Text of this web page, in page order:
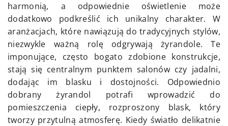
harmonią, a odpowiednie oświetlenie może
dodatkowo podkreślić ich unikalny charakter. W
aranżacjach, które nawiązują do tradycyjnych stylów,
niezwykle ważną rolę odgrywają żyrandole. Te
imponujące, często bogato zdobione konstrukcje,
stają się centralnym punktem salonów czy jadalni,
dodając im blasku i dostojności. Odpowiednio
dobrany żyrandol potrafi wprowadzić do
pomieszczenia ciepły, rozproszony blask, który
tworzy przytulną atmosferę. Kiedy światło delikatnie